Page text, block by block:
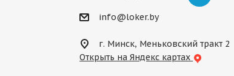
info@loker.by
г. Минск, Меньковский тракт 2
Открыть на Яндекс картах